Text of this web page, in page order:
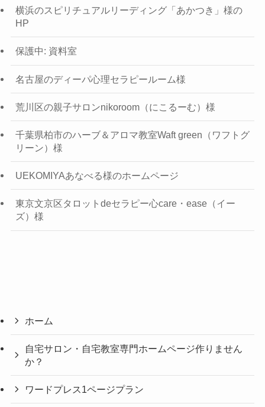
横浜のスピリチュアルリーディング「あかつき」様の
HP
保護中: 資料室
名古屋のディーパ心理セラピールーム様
荒川区の親子サロンnikoroom（にこるーむ）様
千葉県柏市のハーブ＆アロマ教室Waft green（ワフトグ
リーン）様
UEKOMIYAあなべる様のホームページ
東京文京区タロットdeセラピー心care・ease（イー
ズ）様
ホーム
自宅サロン・自宅教室専門ホームページ作りません
か？
ワードプレス1ページプラン